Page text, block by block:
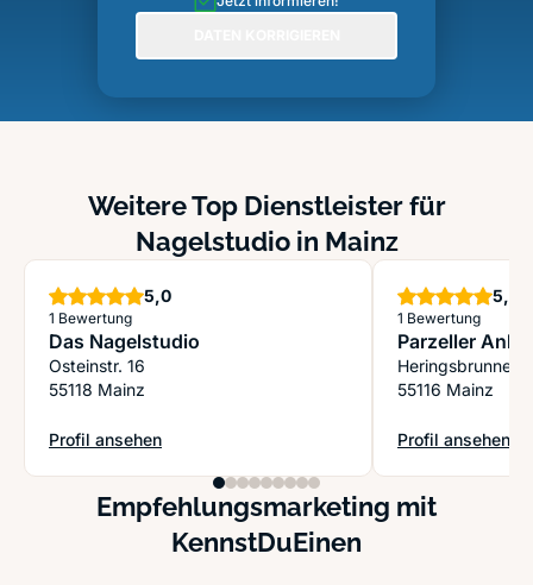
Weitere Top Dienstleister für
Nagelstudio in Mainz
5,0Sterne
1 Bewertung
Das Nagelstudio
Osteinstr. 16
55118 Mainz
Profil ansehen
: Das Nagelstudio
5,0
1 Bewertung
Parzeller
55116 Mainz
Profil ansehen
: Parzeller Anke
Empfehlungsmarketing mit
KennstDuEinen